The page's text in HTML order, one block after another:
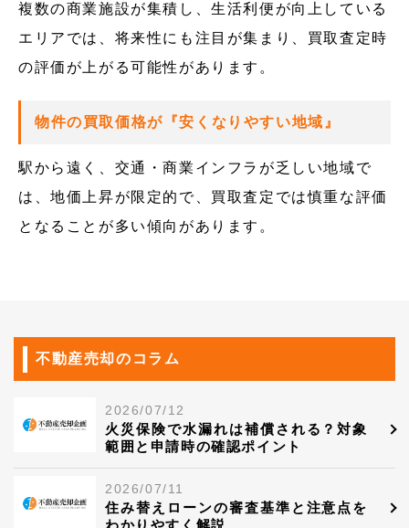
複数の商業施設が集積し、生活利便が向上している
エリアでは、将来性にも注目が集まり、買取査定時
の評価が上がる可能性があります。
物件の買取価格が『安くなりやすい地域』
駅から遠く、交通・商業インフラが乏しい地域で
は、地価上昇が限定的で、買取査定では慎重な評価
となることが多い傾向があります。
不動産売却のコラム
2026/07/12
火災保険で水漏れは補償される？対象
範囲と申請時の確認ポイント
2026/07/11
住み替えローンの審査基準と注意点を
わかりやすく解説